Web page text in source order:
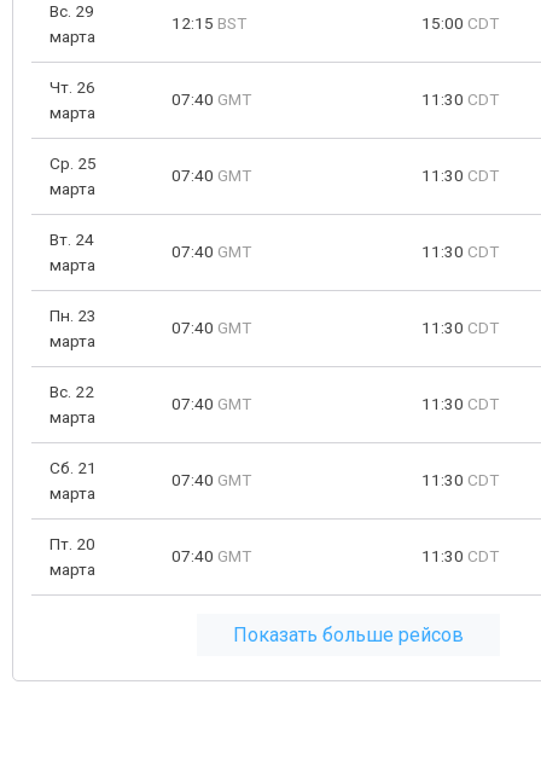
Вс. 29
марта
12:15 BST 15:00 CDT
Чт. 26
марта
07:40 GMT 11:30 CDT
Ср. 25
марта
07:40 GMT 11:30 CDT
Вт. 24
марта
07:40 GMT 11:30 CDT
Пн. 23
марта
07:40 GMT 11:30 CDT
Вс. 22
марта
07:40 GMT 11:30 CDT
Сб. 21
марта
07:40 GMT 11:30 CDT
Пт. 20
марта
07:40 GMT 11:30 CDT
Показать больше рейсов